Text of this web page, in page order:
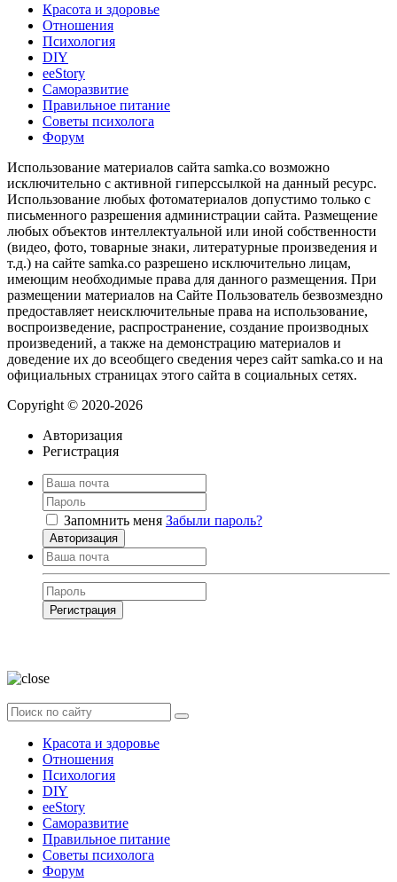
Красота и здоровье
Отношения
Психология
DIY
ееStory
Саморазвитие
Правильное питание
Советы психолога
Форум
Использование материалов сайта samka.co возможно
исключительно с активной гиперссылкой на данный ресурс.
Использование любых фотоматериалов допустимо только с
письменного разрешения администрации сайта. Размещение
любых объектов интеллектуальной или иной собственности
(видео, фото, товарные знаки, литературные произведения и
т.д.) на сайте samka.co разрешено исключительно лицам,
имеющим необходимые права для данного размещения. При
размещении материалов на Сайте Пользователь безвозмездно
предоставляет неисключительные права на использование,
воспроизведение, распространение, создание производных
произведений, а также на демонстрацию материалов и
доведение их до всеобщего сведения через сайт samka.co и на
официальных страницах этого сайта в социальных сетях.
Copyright © 2020-2026
Авторизация
Регистрация
Запомнить меня Забыли пароль?
Авторизация
Регистрация
Красота и здоровье
Отношения
Психология
DIY
ееStory
Саморазвитие
Правильное питание
Советы психолога
Форум